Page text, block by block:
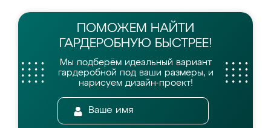
ПОМОЖЕМ НАЙТИ
ГАРДЕРОБНУЮ БЫСТРЕЕ!
Мы подберём идеальный вариант
гардеробной под ваши размеры, и
нарисуем дизайн-проект!